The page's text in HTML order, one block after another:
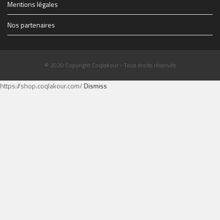
Mentions légales
Nos partenaires
© 2020 Copyright Coqlakour - Tous droits réservés
https://shop.coqlakour.com/Dismiss